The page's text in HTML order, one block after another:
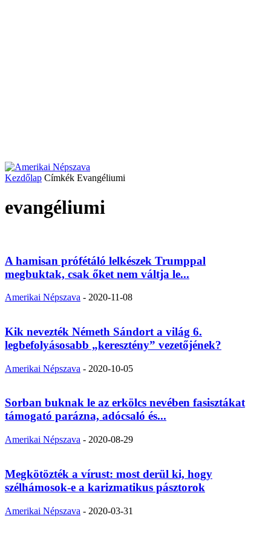
Kezdőlap Címkék Evangéliumi
evangéliumi
A hamisan prófétáló lelkészek Trumppal
megbuktak, csak őket nem váltja le...
Amerikai Népszava - 2020-11-08
Kik nevezték Németh Sándort a világ 6.
legbefolyásosabb „keresztény” vezetőjének?
Amerikai Népszava - 2020-10-05
Sorban buknak le az erkölcs nevében fasisztákat
támogató parázna, adócsaló és...
Amerikai Népszava - 2020-08-29
Megkötözték a vírust: most derül ki, hogy
szélhámosok-e a karizmatikus pásztorok
Amerikai Népszava - 2020-03-31